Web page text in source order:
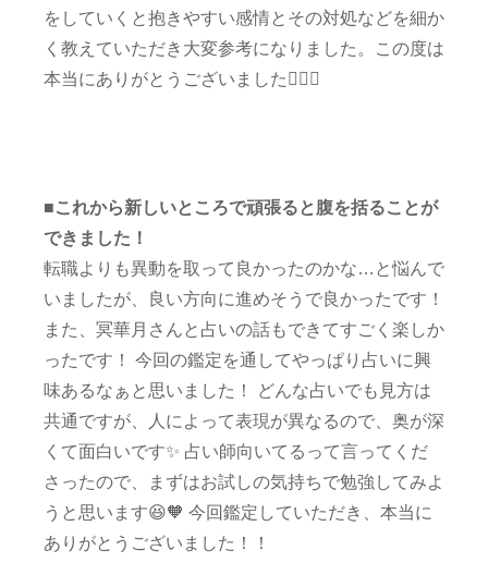
をしていくと抱きやすい感情とその対処などを細か
く教えていただき大変参考になりました。この度は
本当にありがとうございました🙇🏻‍♀️
■これから新しいところで頑張ると腹を括ることが
できました！
転職よりも異動を取って良かったのかな…と悩んで
いましたが、良い方向に進めそうで良かったです！
また、冥華月さんと占いの話もできてすごく楽しか
ったです！ 今回の鑑定を通してやっぱり占いに興
味あるなぁと思いました！ どんな占いでも見方は
共通ですが、人によって表現が異なるので、奥が深
くて面白いです✨ 占い師向いてるって言ってくだ
さったので、まずはお試しの気持ちで勉強してみよ
うと思います😆🧡 今回鑑定していただき、本当に
ありがとうございました！！